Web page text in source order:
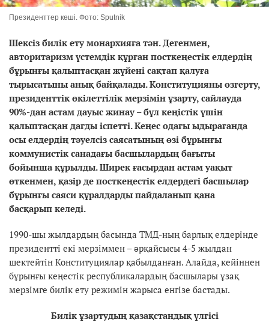
Президенттер көші. Фото: Sputnik
Шексіз билік ету монархияға тән. Дегенмен,
авторитаризм үстемдік құрған посткеңестік елдердің
бұрынғы қалыптасқан жүйені сақтап қалуға
тырысатыны анық байқалады. Конституцияны өзгерту,
президенттік өкілеттілік мерзімін ұзарту, сайлауда
90%-дан астам дауыс жинау – бұл кеңістік үшін
қалыптасқан дағды іспетті. Кеңес одағы ыдырағанда
осы елдердің тәуелсіз саясатының өзі бұрынғы
коммунистік санадағы басшылардың бағыты
бойынша құрылды. Ширек ғасырдан астам уақыт
өткенмен, қазір де посткеңестік елдердегі басшылар
бұрынғы саяси құралдарды пайдаланып қана
басқарып келеді.
1990-шы жылдардың басында ТМД-ның барлық елдерінде
президентті екі мерзіммен – әрқайсысы 4-5 жылдан
шектейтін Конституциялар қабылданған. Алайда, кейіннен
бұрынғы кеңестік республикалардың басшылары ұзақ
мерзімге билік ету режимін жарыса енгізе бастады.
Билік ұзартудың қазақстандық үлгісі